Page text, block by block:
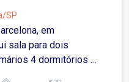
SP
em
sala para dois
4 dormitórios 2